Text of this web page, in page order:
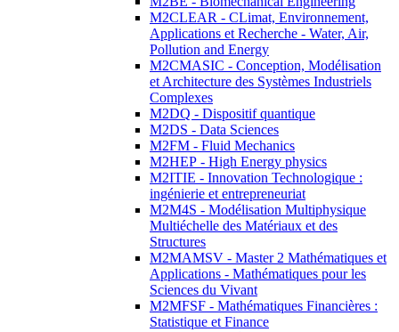
M2CLEAR - CLimat, Environnement,
Applications et Recherche - Water, Air,
Pollution and Energy
M2CMASIC - Conception, Modélisation
et Architecture des Systèmes Industriels
Complexes
M2DQ - Dispositif quantique
M2DS - Data Sciences
M2FM - Fluid Mechanics
M2HEP - High Energy physics
M2ITIE - Innovation Technologique :
ingénierie et entrepreneuriat
M2M4S - Modélisation Multiphysique
Multiéchelle des Matériaux et des
Structures
M2MAMSV - Master 2 Mathématiques et
Applications - Mathématiques pour les
Sciences du Vivant
M2MFSF - Mathématiques Financières :
Statistique et Finance